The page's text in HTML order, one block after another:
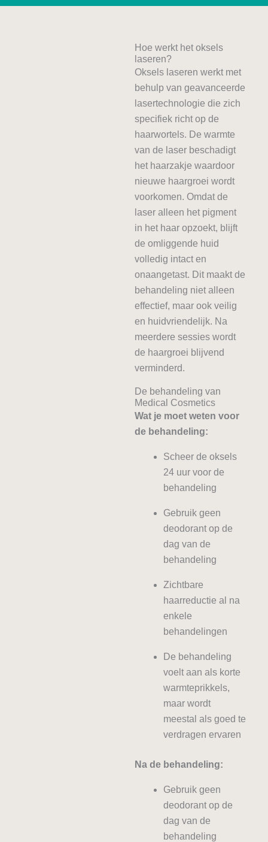
Hoe werkt het oksels
laseren?
Oksels laseren werkt met
behulp van geavanceerde
lasertechnologie die zich
specifiek richt op de
haarwortels. De warmte
van de laser beschadigt
het haarzakje waardoor
nieuwe haargroei wordt
voorkomen. Omdat de
laser alleen het pigment
in het haar opzoekt, blijft
de omliggende huid
volledig intact en
onaangetast. Dit maakt de
behandeling niet alleen
effectief, maar ook veilig
en huidvriendelijk. Na
meerdere sessies wordt
de haargroei blijvend
verminderd.
De behandeling van
Medical Cosmetics
Wat je moet weten voor
de behandeling:
Scheer de oksels
24 uur voor de
behandeling
Gebruik geen
deodorant op de
dag van de
behandeling
Zichtbare
haarreductie al na
enkele
behandelingen
De behandeling
voelt aan als korte
warmteprikkels,
maar wordt
meestal als goed te
verdragen ervaren
Na de behandeling:
Gebruik geen
deodorant op de
dag van de
behandeling